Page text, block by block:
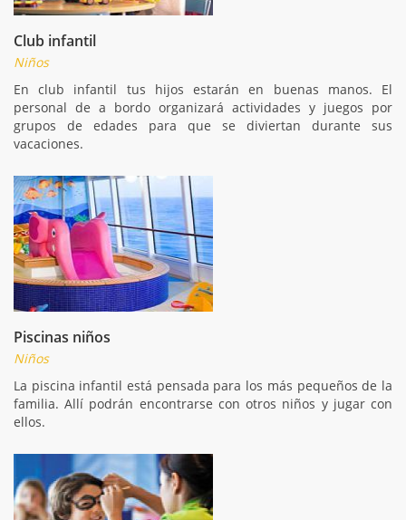
Club infantil
Niños
En club infantil tus hijos estarán en buenas manos. El
personal de a bordo organizará actividades y juegos por
grupos de edades para que se diviertan durante sus
vacaciones.
Piscinas niños
Niños
La piscina infantil está pensada para los más pequeños de la
familia. Allí podrán encontrarse con otros niños y jugar con
ellos.